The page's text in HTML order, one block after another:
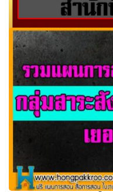
แจกแล้ว! แผนอนุบาล
ด่วน!!!